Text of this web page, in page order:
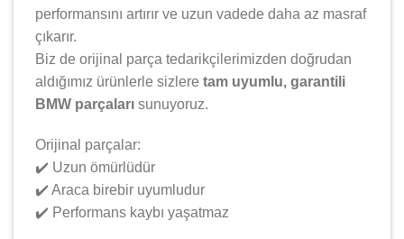
performansını artırır ve uzun vadede daha az masraf
çıkarır.
Biz de orijinal parça tedarikçilerimizden doğrudan
aldığımız ürünlerle sizlere tam uyumlu, garantili
BMW parçaları sunuyoruz.
Orijinal parçalar:
✔️ Uzun ömürlüdür
✔️ Araca birebir uyumludur
✔️ Performans kaybı yaşatmaz